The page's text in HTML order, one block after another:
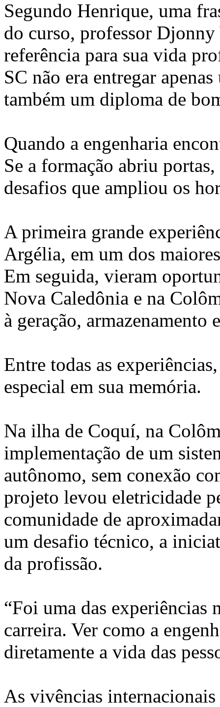
Segundo Henrique, uma
do curso, professor
referência para sua vida
SC não era entregar
também um diploma de
Quando a engenharia
Se a formação abriu
desafios que ampliou os
A primeira grande
Argélia, em um dos
Em seguida, vieram
Nova Caledônia e na
à geração, armazenamento
Entre todas as
especial em sua memória.
Na ilha de Coquí, na
implementação de um
autônomo, sem conexão
projeto levou eletricidade
comunidade de
um desafio técnico, a
da profissão.
“Foi uma das experiências
carreira. Ver como a
diretamente a vida das
As vivências